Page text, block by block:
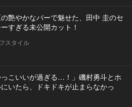
艶やかなバーで魅せた、田中 圭のセ
すぎる未公開カット！
スタイル
っこいいが過ぎる…！」磯村勇斗とホ
いたら、ドキドキが止まらなかっ